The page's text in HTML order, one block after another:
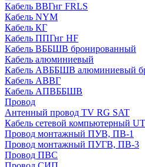
Кабель ВВГнг FRLS
Кабель NYM
Кабель КГ
Кабель ППГнг HF
Кабель ВББШВ бронированный
Кабель алюминиевый
Кабель АВББШВ алюминиевый
Кабель АВВГ
Кабель АПВББШВ
Провод
Антенный провод TV RG SAT
Кабель сетевой компьютерный
Провод монтажный ПУВ, ПВ-1
Провод монтажный ПУГВ, ПВ-3
Провод ПВС